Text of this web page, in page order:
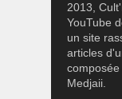
2013,
YouTube
un site
articles
Medjaii.